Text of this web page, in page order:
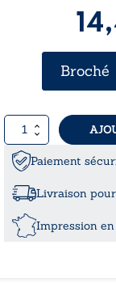
Broché
quantité
de
L’instinct
survie
Paiement
Livraison
Impression